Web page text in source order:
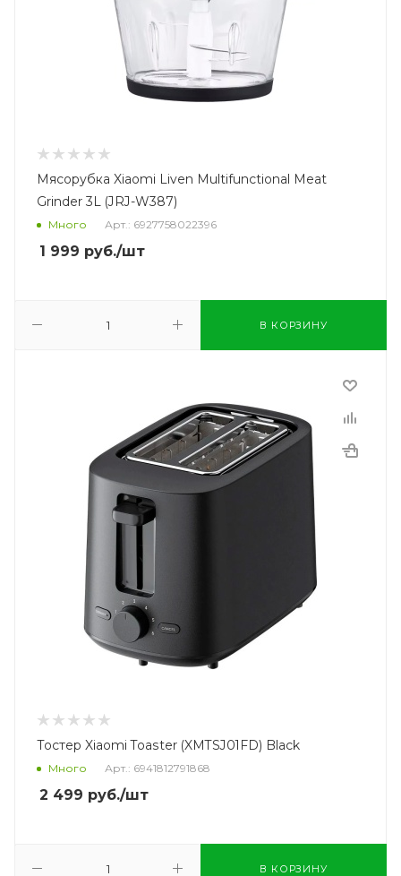
Мясорубка Xiaomi Liven Multifunctional Meat
Grinder 3L (JRJ-W387)
Много Арт.: 6927758022396
1 999 руб./шт
В КОРЗИНУ
Тостер Xiaomi Toaster (XMTSJ01FD) Black
Много Арт.: 6941812791868
2 499 руб./шт
В КОРЗИНУ